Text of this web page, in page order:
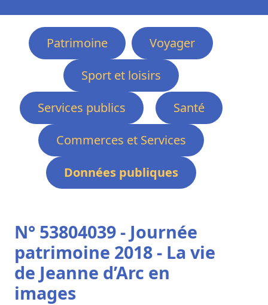
Patrimoine
Voyager
Sport et loisirs
Services publics
Santé
Commerces et Services
Données publiques
N° 53804039 - Journée
patrimoine 2018 - La vie
de Jeanne d’Arc en
images